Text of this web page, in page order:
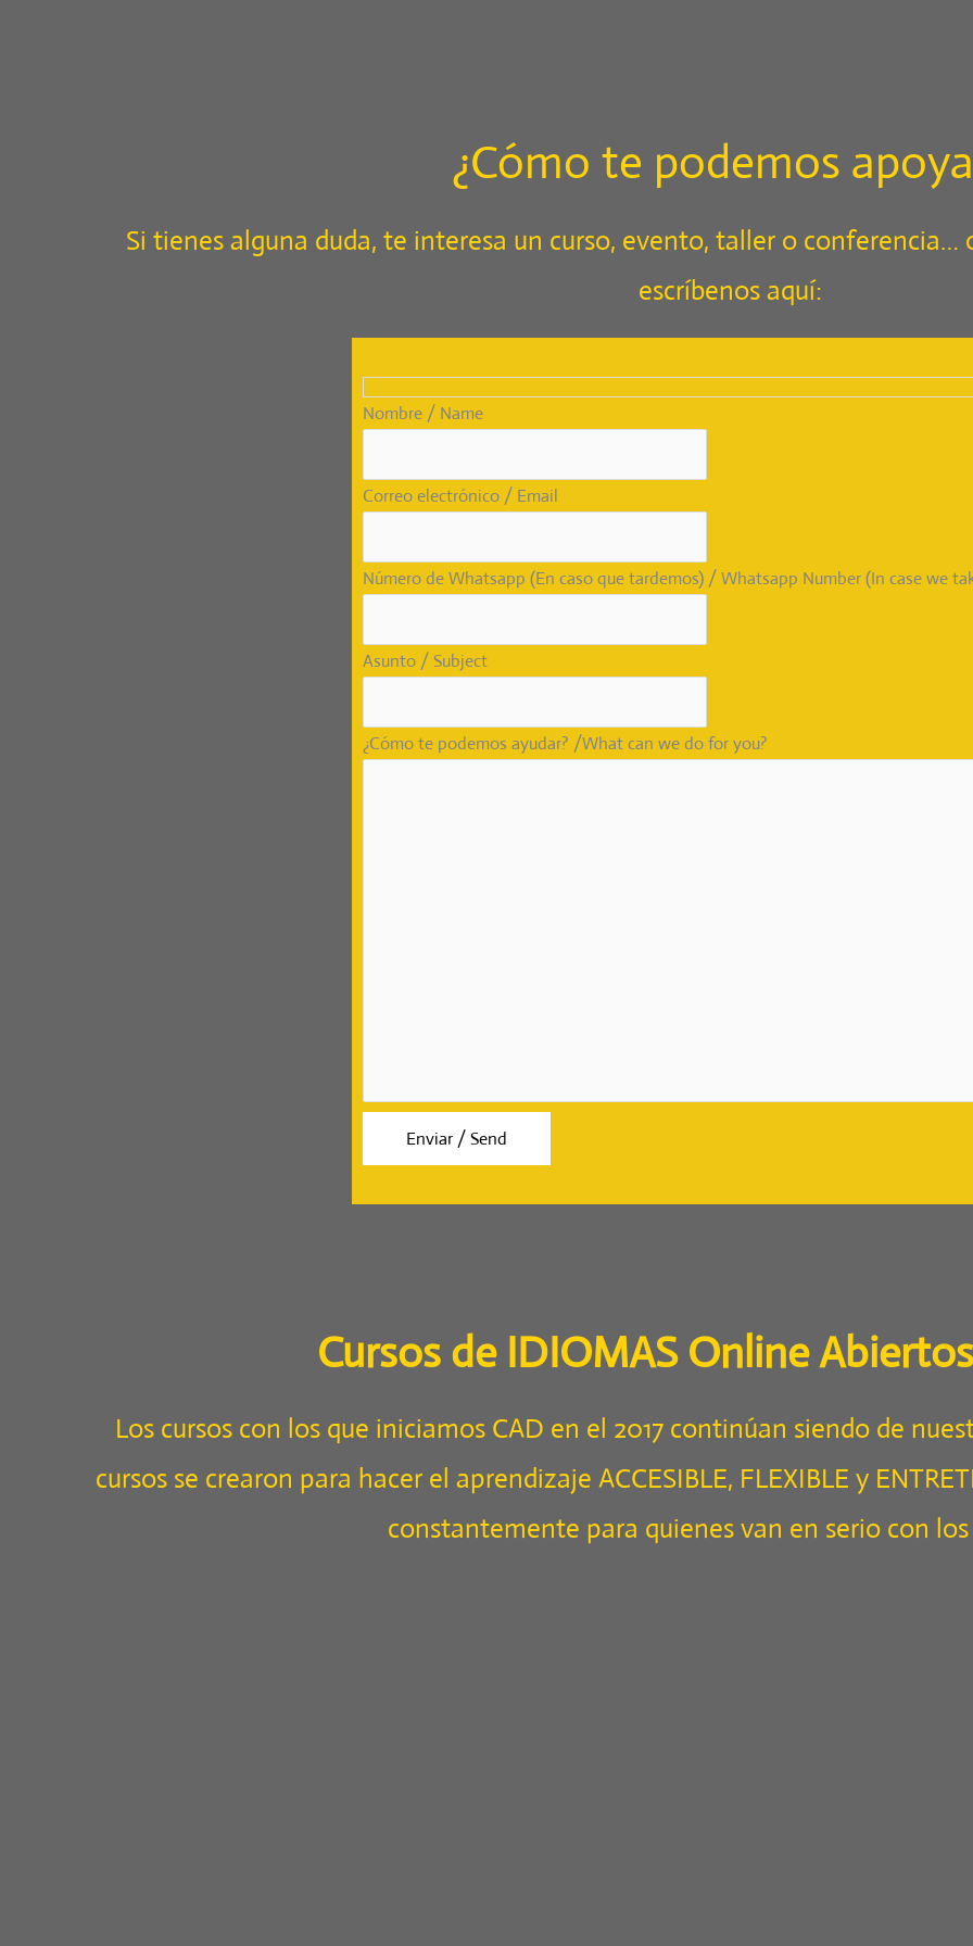
¿Cómo te podemos
Si tienes alguna duda, te interesa un curso, evento, taller o conferencia…
escríbenos aquí:
Nombre / Name
Correo electrónico / Email
Número de Whatsapp (En caso que tardemos) / Whatsapp Number (In case we
Asunto / Subject
¿Cómo te podemos ayudar? /What can we do for you?
Cursos de IDIOMAS Online
Los cursos con los que iniciamos CAD en el 2017 continúan siendo de
cursos se crearon para hacer el aprendizaje ACCESIBLE, FLEXIBLE y
constantemente para quienes van en serio con